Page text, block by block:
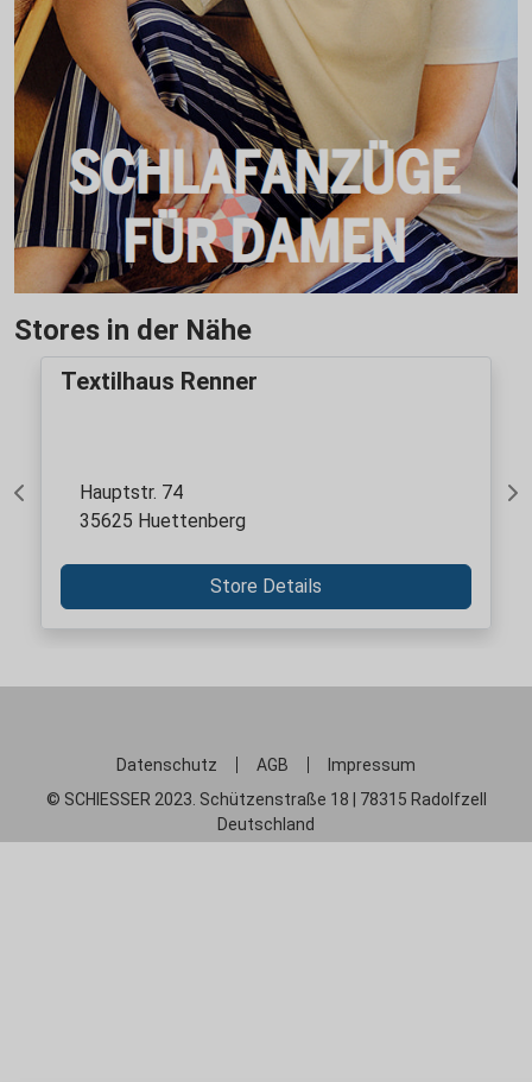
Stores in der Nähe
Previous
Textilhaus Renner
Hauptstr. 74
35625 Huettenberg
Store Details
Datenschutz AGB
Impressum
© SCHIESSER 2023. Schützenstraße 18 | 78315 Radolfzell
Deutschland